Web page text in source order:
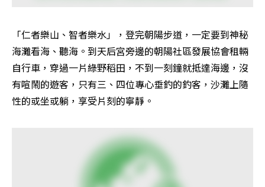
「仁者樂山、智者樂水」，登完朝陽步道，一定要到神秘
海灘看海、聽海。到天后宮旁邊的朝陽社區發展協會租輛
自行車，穿過一片綠野稻田，不到一刻鐘就抵達海邊，沒
有喧鬧的遊客，只有三、四位專心垂釣的釣客，沙灘上隨
性的或坐或躺，享受片刻的寧靜。